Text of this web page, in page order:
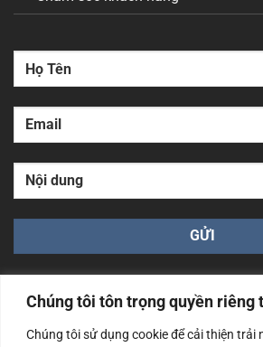
Chúng tôi tôn trọng quyền riêng
Chúng tôi sử dụng cookie để cải thiện trải